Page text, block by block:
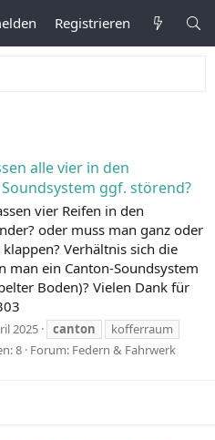
Registrieren
alle vier in den
ggf. störend?
vier Reifen in den
oder muss man ganz oder
Verhältnis sich die
man ein Canton-Soundsystem
Boden)? Vielen Dank für
2025 canton
kofferraum
8 Forum: Federn & Fahrwerk